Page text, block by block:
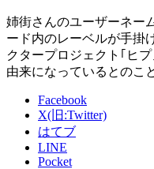
姉街さんのユーザーネー
ード内のレーベルが手掛
クタープロジェクト｢ヒ
由来になっているとのこ
Facebook
X(旧:Twitter)
はてブ
LINE
Pocket